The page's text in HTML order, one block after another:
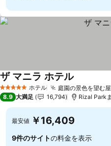
5 ホテルのランク
ホテル 庭園の景色を望む
ザ マニラ ホテル
8.9 大満足 16,794 Rizal Park
最安値 ￥16,409
9件のサイトの料金を表示